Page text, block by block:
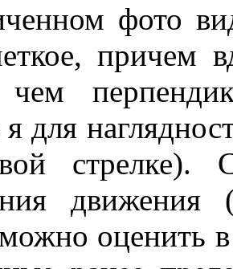
фото
причем
я для
стрелке).
оценить в